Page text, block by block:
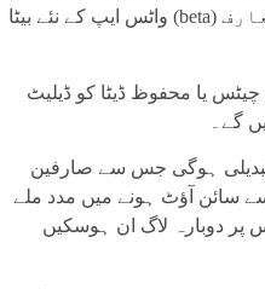
واٹس ایپ کے نئے بیٹا (beta) ورژن میں سائن آؤٹ فیچر متعارف
یا محفوظ ڈیٹا کو ڈیلیٹ
گے۔
تبدیلی ہوگی جس سے صارفین
سائن آؤٹ ہونے میں مدد ملے
پر دوبارہ لاگ ان ہوسکیں